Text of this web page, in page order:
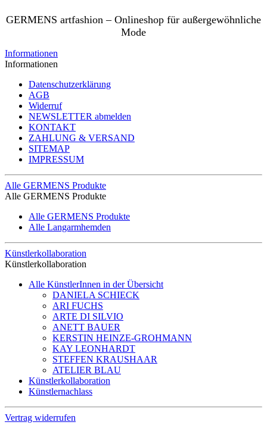
GERMENS artfashion – Onlineshop für außergewöhnliche
Mode
Informationen
Informationen
Datenschutzerklärung
AGB
Widerruf
NEWSLETTER abmelden
KONTAKT
ZAHLUNG & VERSAND
SITEMAP
IMPRESSUM
Alle GERMENS Produkte
Alle GERMENS Produkte
Alle GERMENS Produkte
Alle Langarmhemden
Künstlerkollaboration
Künstlerkollaboration
Alle KünstlerInnen in der Übersicht
DANIELA SCHIECK
ARI FUCHS
ARTE DI SILVIO
ANETT BAUER
KERSTIN HEINZE-GROHMANN
KAY LEONHARDT
STEFFEN KRAUSHAAR
ATELIER BLAU
Künstlerkollaboration
Künstlernachlass
Vertrag widerrufen